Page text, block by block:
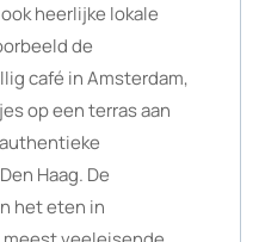
heerlijke lokale
de
café in Amsterdam,
op een terras aan
Haag. De
het eten in